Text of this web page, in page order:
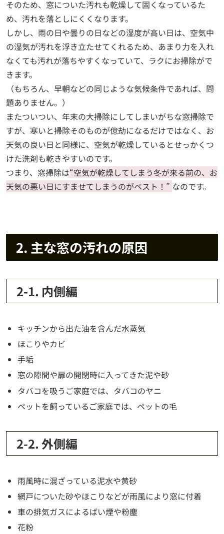
そのため、窓についた汚れも乾燥して固くなっているた
め、汚れを落としにくくなります。
しかし、雨の日や曇りの日などの湿度が高い日は、空気中
の湿気が汚れを浮き立たせてくれるため、あまり力を入れ
なくても汚れが落ちやすくなっていて、ラクにお掃除がで
きます。
（もちろん、早朝などの同じような気候条件であれば、問
題ありません。）
またついつい、年末の大掃除にしてしまいがちな窓掃除で
すが、寒いと掃除そのものが億劫になるだけではなく、お
天気の良い日と同様に、空気が乾燥しているとせっかくつ
けた洗剤も乾きやすいのです。
つまり、窓掃除は“空気が乾燥してしまう冬が来る前の、お
天気の悪い日にすませてしまうのがベスト！” なのです。
2. 主な窓の汚れの原因
2-1. 内側編
キッチンから出た油を含んだ水蒸気
ほこりやカビ
手垢
窓の隙間や扉の開閉時に入ってきた泥や砂
タバコを吸うご家庭では、タバコのヤニ
ペットを飼っているご家庭では、ペットの毛
2-2. 外側編
雨風時に混ざっている泥水や黄砂
網戸についた砂やほこりなどが雨風により窓に付着
車の排気ガスによるばい煙や粉塵
花粉